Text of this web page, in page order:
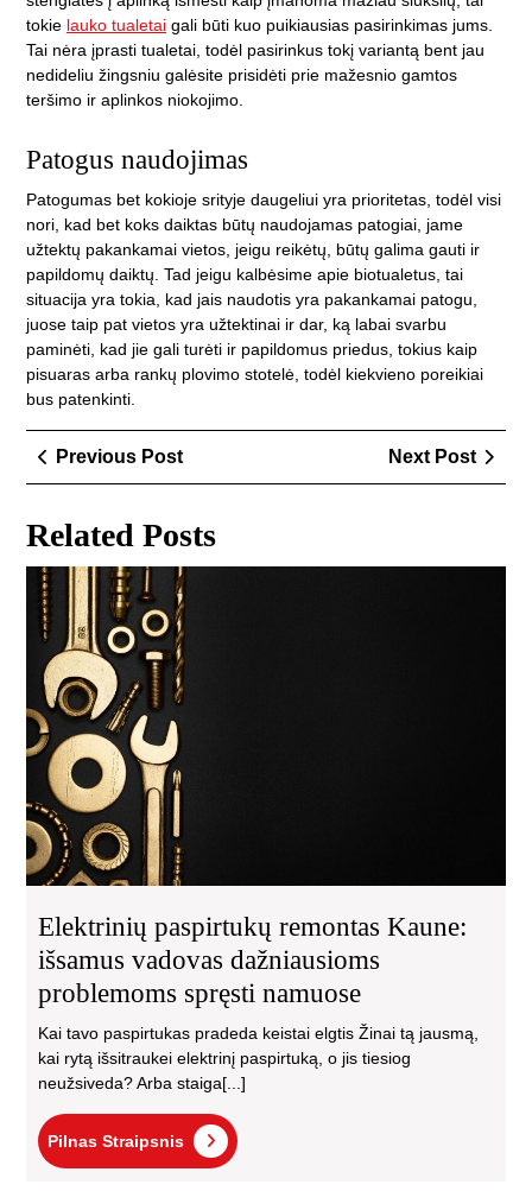
tokie lauko tualetai gali būti kuo puikiausias pasirinkimas jums.
Tai nėra įprasti tualetai, todėl pasirinkus tokį variantą bent jau
nedideliu žingsniu galėsite prisidėti prie mažesnio gamtos
teršimo ir aplinkos niokojimo.
Patogus naudojimas
Patogumas bet kokioje srityje daugeliui yra prioritetas, todėl visi
nori, kad bet koks daiktas būtų naudojamas patogiai, jame
užtektų pakankamai vietos, jeigu reikėtų, būtų galima gauti ir
papildomų daiktų. Tad jeigu kalbėsime apie biotualetus, tai
situacija yra tokia, kad jais naudotis yra pakankamai patogu,
juose taip pat vietos yra užtektinai ir dar, ką labai svarbu
paminėti, kad jie gali turėti ir papildomus priedus, tokius kaip
pisuaras arba rankų plovimo stotelė, todėl kiekvieno poreikiai
bus patenkinti.
Navigacija
tarp
įrašų
Previous PostPrevious
Post
Next Post
Next
Post
Related Posts
Elektrinių paspirtukų remontas Kaune:
išsamus vadovas dažniausioms
problemoms spręsti namuose
Kai tavo paspirtukas pradeda keistai elgtis Žinai tą jausmą,
kai rytą išsitraukei elektrinį paspirtuką, o jis tiesiog
neužsiveda? Arba staiga[...]
Pilnas Straipsnis
Pilnas
Straipsnis